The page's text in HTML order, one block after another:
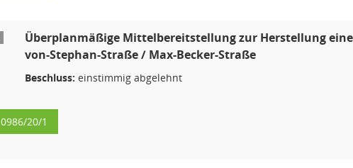
Überplanmäßige Mittelbereitstellung zur Herstellung
von-Stephan-Straße / Max-Becker-Straße
Beschluss: einstimmig abgelehnt
0986/20/1